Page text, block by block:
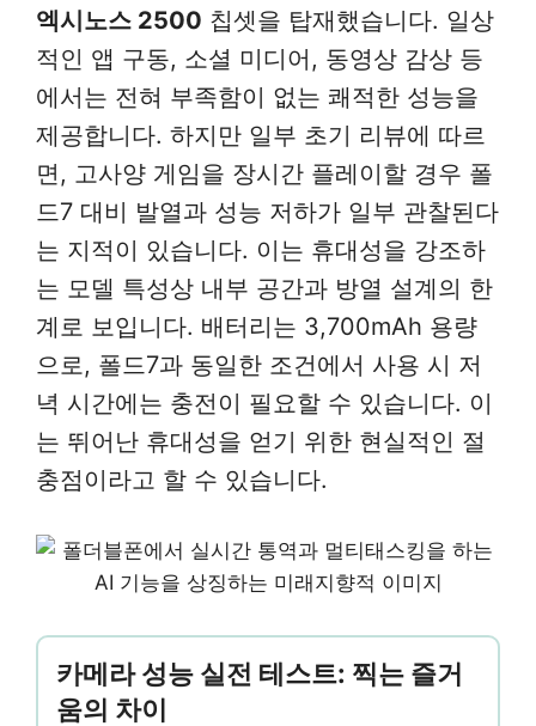
엑시노스 2500 칩셋을 탑재했습니다. 일상
적인 앱 구동, 소셜 미디어, 동영상 감상 등
에서는 전혀 부족함이 없는 쾌적한 성능을
제공합니다. 하지만 일부 초기 리뷰에 따르
면, 고사양 게임을 장시간 플레이할 경우 폴
드7 대비 발열과 성능 저하가 일부 관찰된다
는 지적이 있습니다. 이는 휴대성을 강조하
는 모델 특성상 내부 공간과 방열 설계의 한
계로 보입니다. 배터리는 3,700mAh 용량
으로, 폴드7과 동일한 조건에서 사용 시 저
녁 시간에는 충전이 필요할 수 있습니다. 이
는 뛰어난 휴대성을 얻기 위한 현실적인 절
충점이라고 할 수 있습니다.
카메라 성능 실전 테스트: 찍는 즐거
움의 차이